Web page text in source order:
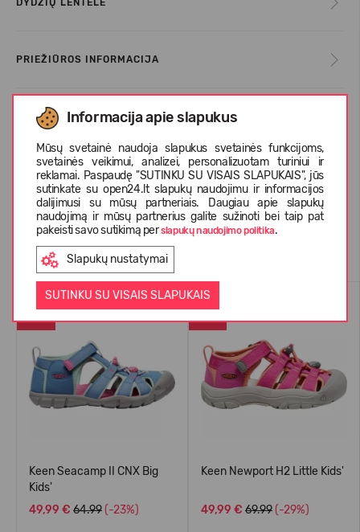
Informacija apie slapukus
Mūsų svetainė naudoja slapukus svetainės funkcijoms,
svetainės veikimui, analizei, personalizuotam turiniui ir
reklamai. Paspaudę "SUTINKU SU VISAIS SLAPUKAIS", jūs
sutinkate su open24.lt slapukų naudojimu ir informacijos
dalijimusi su mūsų partneriais. Daugiau apie slapukų
naudojimą ir mūsų partnerius galite sužinoti bei taip pat
pakeisti savo sutikimą perslapukų naudojimo politika.
Slapukų nustatymai
SUTINKU SU VISAIS SLAPUKAIS
DYDŽIŲ LENTELĖ
PRIEŽIŪROS INFORMACIJA
APIE KEEN
KLIENTŲ ATSILIEPIMAI (0)
Panašios prekės
-23%
NAUJIENA
Keen Seacamp II CNX Big
Kids'
49,99 € 64.99 (-23%)
-29%
VASARAI
Keen Newport H2 Little Kids'
49,99 € 69.99 (-29%)